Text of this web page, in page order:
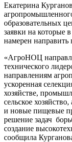
Екатерина
образовательных
заявки на которые
намерен
«АгроНОЦ
технического
направлениям
ускоренная
хозяйстве,
сельское
и новые пищевые
решение задач
создание
сообщила